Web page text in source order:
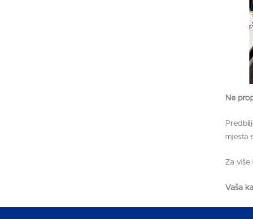
Ne
mjesta
Za više
Vaša